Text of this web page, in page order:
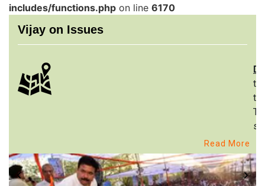
includes/functions.php on line 6170
Vijay on Issues
to
Read More